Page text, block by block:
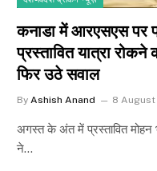
कनाडा में आरएसएस पर
प्रस्तावित यात्रा
फिर उठे सवाल
By Ashish Anand 8 August
अगस्त के अंत में प्रस्तावित मोहन
ने…